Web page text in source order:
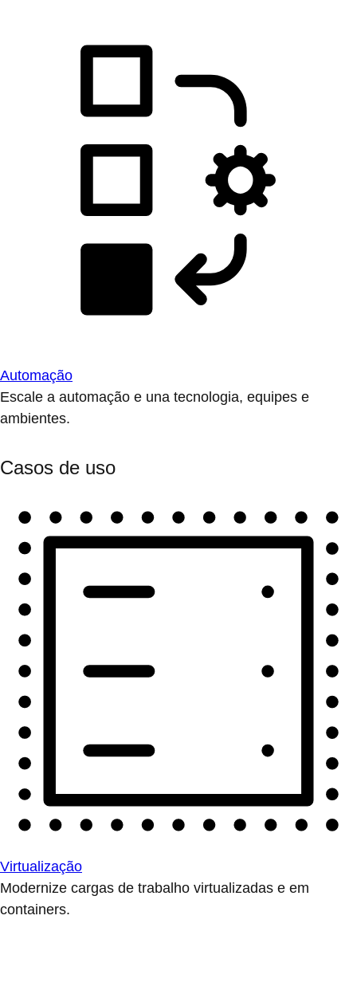
Automação
Escale a automação e una tecnologia, equipes e
ambientes.
Casos de uso
Virtualização
Modernize cargas de trabalho virtualizadas e em
containers.